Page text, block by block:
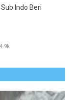
Indo Beri